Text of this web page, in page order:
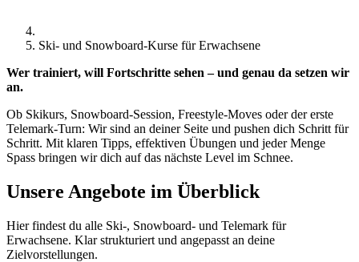
Ski- und Snowboard-Kurse für Erwachsene
Wer trainiert, will Fortschritte sehen – und genau da setzen wir
an.
Ob Skikurs, Snowboard-Session, Freestyle-Moves oder der erste
Telemark-Turn: Wir sind an deiner Seite und pushen dich Schritt für
Schritt. Mit klaren Tipps, effektiven Übungen und jeder Menge
Spass bringen wir dich auf das nächste Level im Schnee.
Unsere Angebote im Überblick
Hier findest du alle Ski-, Snowboard- und Telemark für
Erwachsene. Klar strukturiert und angepasst an deine
Zielvorstellungen.